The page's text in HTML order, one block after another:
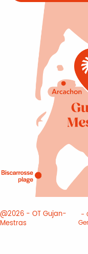
@2026 - OT Gujan-
Mestras